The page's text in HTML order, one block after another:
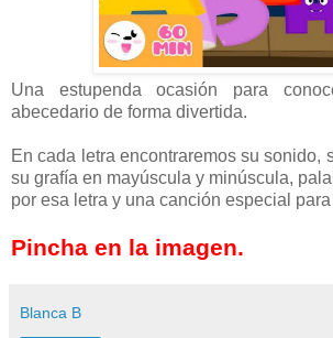
Una estupenda ocasión para
abecedario de forma divertida.
En cada letra encontraremos su sonido,
su grafía en mayúscula y minúscula,
por esa letra y una canción especial
Pincha en la imagen.
Blanca B